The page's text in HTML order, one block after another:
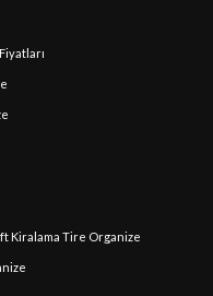
Kiralama Tire Organize